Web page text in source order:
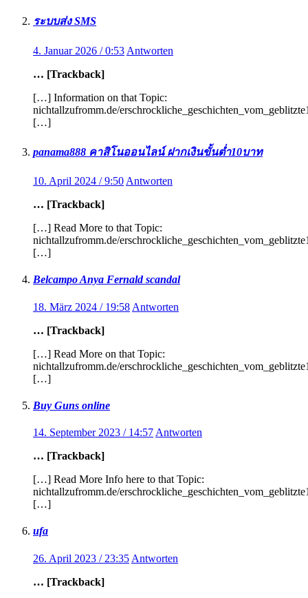
ระบบส่ง SMS
4. Januar 2026 / 0:53 Antworten
… [Trackback]
[…] Information on that Topic:
nichtallzufromm.de/
[…]
panama888 คาสิโนออนไลน์ ฝากเงินขั้นต่ำ10บาท
10. April 2024 / 9:50 Antworten
… [Trackback]
[…] Read More to that Topic:
nichtallzufromm.de/
[…]
Belcampo Anya Fernald scandal
18. März 2024 / 19:58 Antworten
… [Trackback]
[…] Read More on that Topic:
nichtallzufromm.de/
[…]
Buy Guns online
14. September 2023 / 14:57 Antworten
… [Trackback]
[…] Read More Info here to that Topic:
nichtallzufromm.de/
[…]
ufa
26. April 2023 / 23:35 Antworten
… [Trackback]